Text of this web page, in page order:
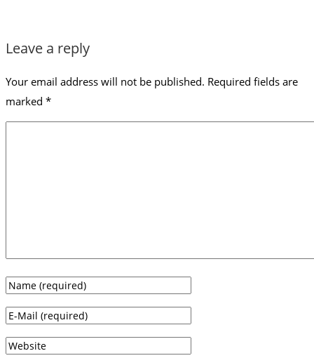
Leave a reply
Your email address will not be published. Required fields are
marked *